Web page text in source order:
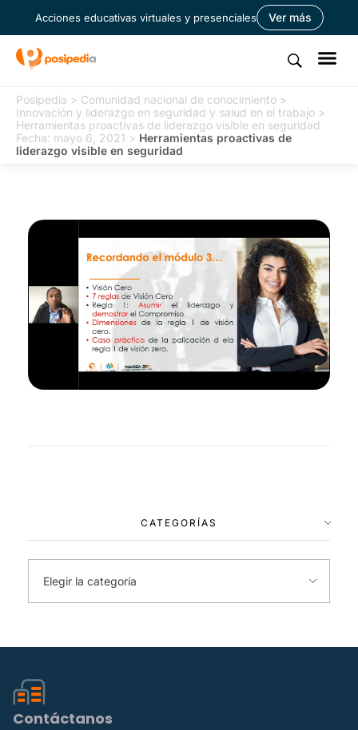
Acciones educativas virtuales y presenciales Ver más
Posipedia > Comunidad nacional de conocimiento >
Innovación y liderazgo en seguridad y salud en el trabajo >
Herramientas proactivas de liderazgo visible en seguridad
Fecha: mayo 6, 2021 > Herramientas proactivas de
liderazgo visible en seguridad
CATEGORÍAS
Contáctanos